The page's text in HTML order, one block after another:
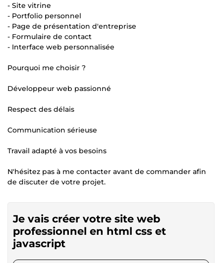
- Site vitrine
- Portfolio personnel
- Page de présentation d'entreprise
- Formulaire de contact
- Interface web personnalisée
Pourquoi me choisir ?
Développeur web passionné
Respect des délais
Communication sérieuse
Travail adapté à vos besoins
N'hésitez pas à me contacter avant de commander afin
de discuter de votre projet.
Je vais créer votre site web
professionnel en html css et
javascript